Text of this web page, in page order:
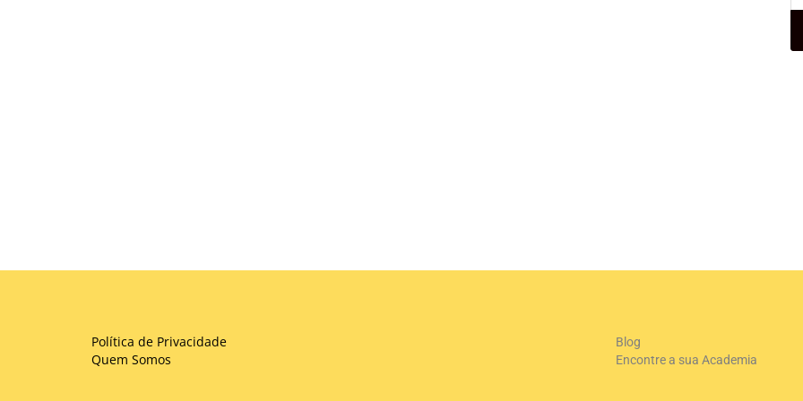
Política de Privacidade
Quem Somos
Blog
Encontre a sua Academia